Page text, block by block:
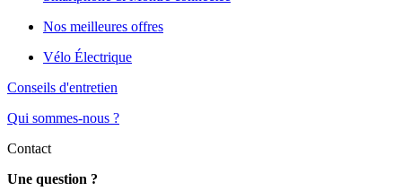
Nos meilleures offres
Vélo Électrique
Conseils d'entretien
Qui sommes-nous ?
Contact
Une question ?